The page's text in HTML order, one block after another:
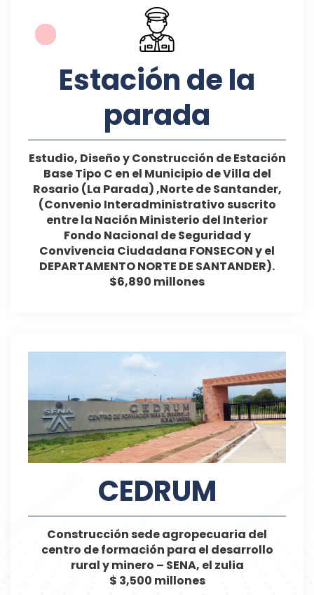
Estación de la
parada
Estudio, Diseño y Construcción de Estación
Base Tipo C en el Municipio de Villa del
Rosario (La Parada) ,Norte de Santander,
(Convenio Interadministrativo suscrito
entre la Nación Ministerio del Interior
Fondo Nacional de Seguridad y
Convivencia Ciudadana FONSECON y el
DEPARTAMENTO NORTE DE SANTANDER).
$6,890 millones
CEDRUM
Construcción sede agropecuaria del
centro de formación para el desarrollo
rural y minero – SENA, el zulia
$ 3,500 millones